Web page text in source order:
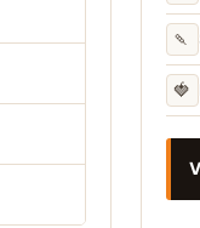
🍡
🍓